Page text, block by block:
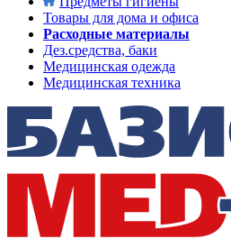
Товары для дома и офиса
Расходные материалы
Дез.средства, баки
Медицинская одежда
Медицинская техника